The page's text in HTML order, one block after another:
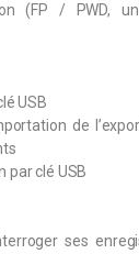
(FP / PWD,
USB
de
par clé USB
ses